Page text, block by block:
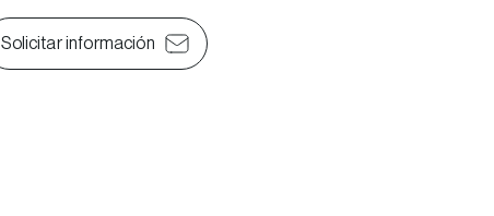
Solicitar información